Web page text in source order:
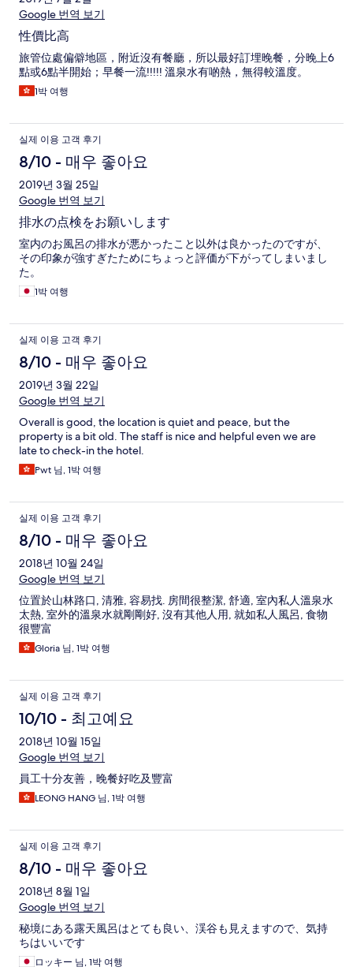
Google 번역 보기
性價比高
旅管位處偏僻地區，附近沒有餐廳，所以最好訂埋晚餐，分晚上6
點或6點半開始；早餐一流!!!!! 溫泉水有啲熱，無得較溫度。
1박 여행
실제 이용 고객 후기
8/10 - 매우 좋아요
2019년 3월 25일
Google 번역 보기
排水の点検をお願いします
室内のお風呂の排水が悪かったこと以外は良かったのですが、
その印象が強すぎたためにちょっと評価が下がってしまいまし
た。
1박 여행
실제 이용 고객 후기
8/10 - 매우 좋아요
2019년 3월 22일
Google 번역 보기
Overall is good, the location is quiet and peace, but the
property is a bit old. The staff is nice and helpful even we are
late to check-in the hotel.
Pwt 님, 1박 여행
실제 이용 고객 후기
8/10 - 매우 좋아요
2018년 10월 24일
Google 번역 보기
位置於山林路口, 清雅, 容易找. 房間很整潔, 舒適, 室內私人溫泉水
太熱, 室外的溫泉水就剛剛好, 沒有其他人用, 就如私人風呂, 食物
很豐富
Gloria 님, 1박 여행
실제 이용 고객 후기
10/10 - 최고예요
2018년 10월 15일
Google 번역 보기
員工十分友善，晚餐好吃及豐富
LEONG HANG 님, 1박 여행
실제 이용 고객 후기
8/10 - 매우 좋아요
2018년 8월 1일
Google 번역 보기
秘境にある露天風呂はとても良い、渓谷も見えますので、気持
ちはいいです
ロッキー 님, 1박 여행